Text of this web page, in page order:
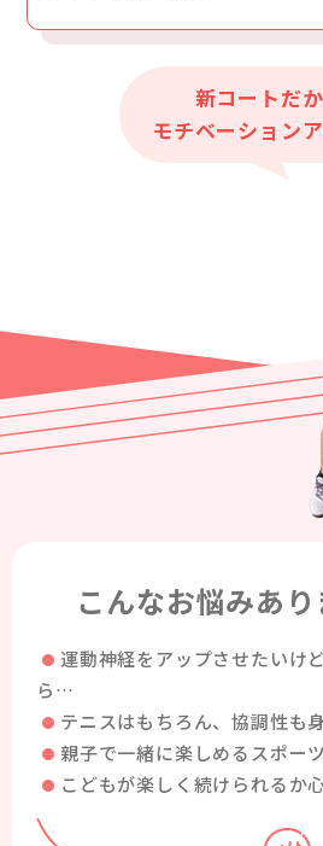
新コートだ
モチベーション
こんなお悩みあり
運動神経をアップさせたいけ
ら…
テニスはもちろん、協調性も
親子で一緒に楽しめるスポー
こどもが楽しく続けられるか